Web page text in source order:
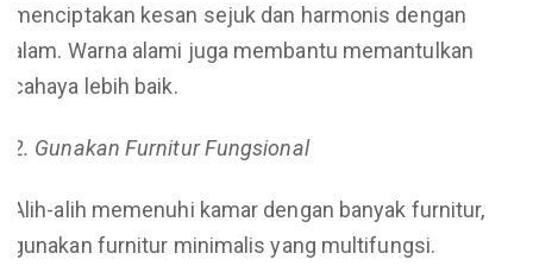
menciptakan kesan sejuk dan harmonis dengan
alam. Warna alami juga membantu memantulkan
cahaya lebih baik.
2. Gunakan Furnitur Fungsional
Alih-alih memenuhi kamar dengan banyak furnitur,
gunakan furnitur minimalis yang multifungsi.